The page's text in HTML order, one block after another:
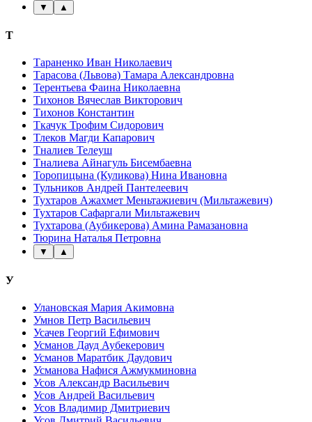
▼ ▲
Т
Тараненко Иван Николаевич
Тарасова (Львова) Тамара Александровна
Терентьева Фаина Николаевна
Тихонов Вячеслав Викторович
Тихонов Константин
Ткачук Трофим Сидорович
Тлеков Магди Капарович
Тналиев Телеуш
Тналиева Айнагуль Бисембаевна
Торопицына (Куликова) Нина Ивановна
Тульников Андрей Пантелеевич
Тухтаров Ажахмет Меньтажиевич (Мильтажевич)
Тухтаров Сафаргали Мильтажевич
Тухтарова (Аубикерова) Амина Рамазановна
Тюрина Наталья Петровна
▼ ▲
У
Улановская Мария Акимовна
Умнов Петр Васильевич
Усачев Георгий Ефимович
Усманов Дауд Аубекерович
Усманов Маратбик Даудович
Усманова Нафися Ажмукминовна
Усов Александр Васильевич
Усов Андрей Васильевич
Усов Владимир Дмитриевич